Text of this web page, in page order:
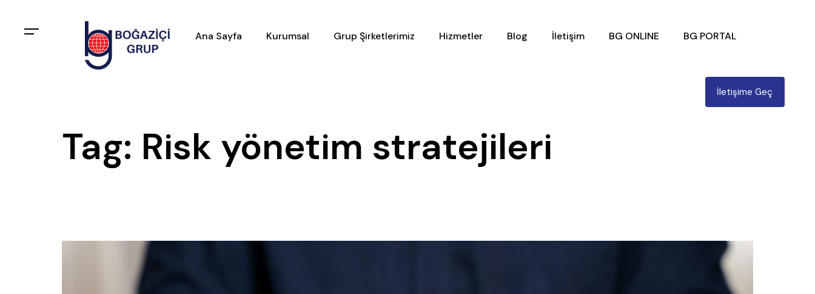
Ana Sayfa Kurumsal Grup Şirketlerimiz Hizmetler Blog İletişim BG ONLINE BG PORTAL
İletişime Geç
Tag: Risk yönetim stratejileri